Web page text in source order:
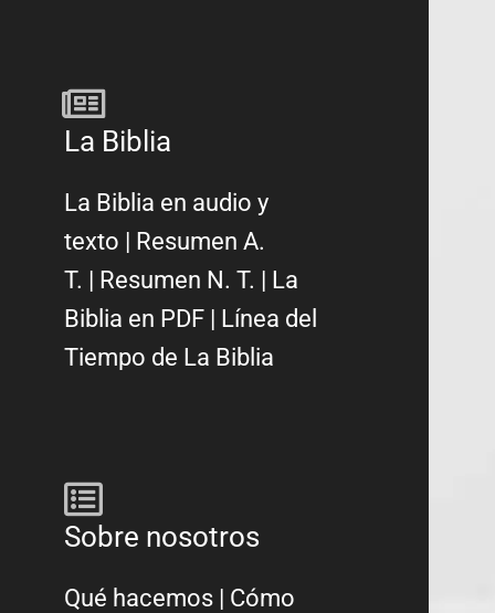
La Biblia
La Biblia en audio y
texto
Resumen A.
T.
Resumen N. T.
La
Biblia en PDF
Línea del
Tiempo de La Biblia
Sobre nosotros
Qué hacemos | Cómo